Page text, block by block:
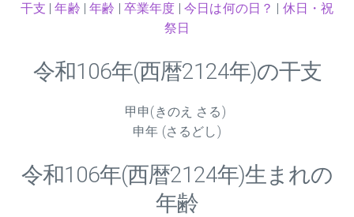
干支 |年齢 |年齢 |卒業年度 |今日は何の日？ | 休日・祝
祭日
令和106年(西暦2124年)の干支
甲申(きのえ さる)
申年 (さるどし)
令和106年(西暦2124年)生まれの
年齢